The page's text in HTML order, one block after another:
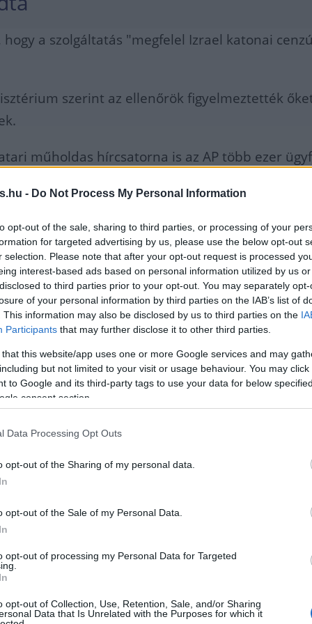
- Do Not Process My Personal Information
opt-out of the sale, sharing to third parties, or processing of your
for targeted advertising by us, please use the below opt-out
selection. Please note that after your opt-out request is processed
interest-based ads based on personal information utilized by us
to third parties prior to your opt-out. You may separately
of your personal information by third parties on the IAB’s list of
This information may also be disclosed by us to third parties on the
Participants that may further disclose it to other third parties.
that this website/app uses one or more Google services and may
but not limited to your visit or usage behaviour. You may
to Google and its third-party tags to use your data for below
consent section.
Data Processing Opt Outs
opt-out of the Sharing of my personal data.
opt-out of the Sale of my Personal Data.
opt-out of processing my Personal Data for Targeted
opt-out of Collection, Use, Retention, Sale, and/or Sharing
Data that Is Unrelated with the Purposes for which it
a szolgáltatás "megfelel Izrael katonai
szerint az ellenőrök figyelmeztették
műholdas hírcsatorna is az AP több ezer
elítélte a lépést.
Press a leghatározottabban elítéli az
kormány azon lépéseit, amelyekkel leállították
övezetet követő, régóta tartó élő
és lefoglalták az AP berendezéseit
Easton, a hírügynökség kommunikációs alelnöke.
nem indokolta a hírfolyam tartalma, az
kormány visszaélésszerűen alkalmazta a
műsorszolgáltatókra vonatkozó új törvényt.
hogy az izraeli hatóságok adják vissza
és tegyék lehetővé élő adásunk
visszaállítását, hogy továbbra is
ezt a fontos vizuális újságírást több